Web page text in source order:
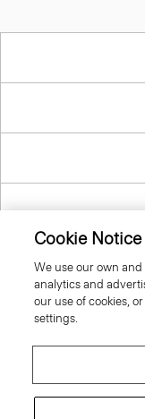
Cookie Notice
We use our own
analytics and
our use of cookies,
settings.